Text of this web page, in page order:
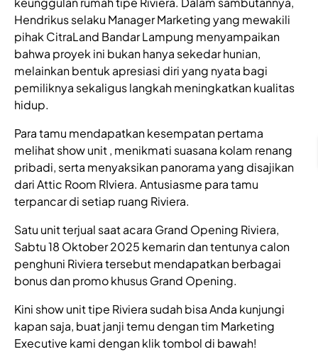
Hendrikus selaku Manager Marketing yang mewakili
pihak CitraLand Bandar Lampung menyampaikan
bahwa proyek ini bukan hanya sekedar hunian,
melainkan bentuk apresiasi diri yang nyata bagi
pemiliknya sekaligus langkah meningkatkan kualitas
hidup.
Para tamu mendapatkan kesempatan pertama
melihat show unit , menikmati suasana kolam renang
pribadi, serta menyaksikan panorama yang disajikan
dari Attic Room RIviera. Antusiasme para tamu
terpancar di setiap ruang Riviera.
Satu unit terjual saat acara Grand Opening Riviera,
Sabtu 18 Oktober 2025 kemarin dan tentunya calon
penghuni Riviera tersebut mendapatkan berbagai
bonus dan promo khusus Grand Opening.
Kini show unit tipe Riviera sudah bisa Anda kunjungi
kapan saja, buat janji temu dengan tim Marketing
Executive kami dengan klik tombol di bawah!